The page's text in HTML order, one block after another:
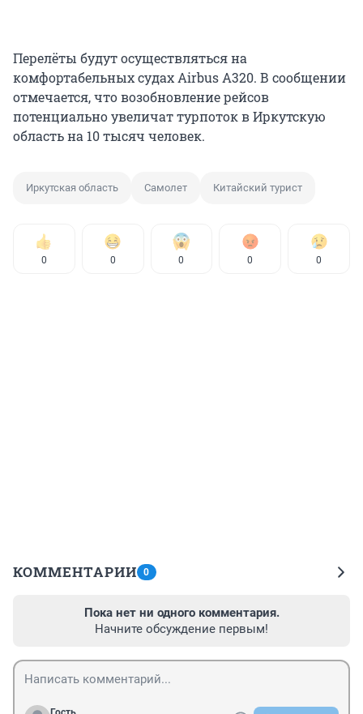
Перелёты будут осуществляться на
комфортабельных судах Airbus A320. В сообщении
отмечается, что возобновление рейсов
потенциально увеличат турпоток в Иркутскую
область на 10 тысяч человек.
Иркутская область Самолет Китайский турист
0 0 0 0 0
КОММЕНТАРИИ 0
Пока нет ни одного комментария.
Начните обсуждение первым!